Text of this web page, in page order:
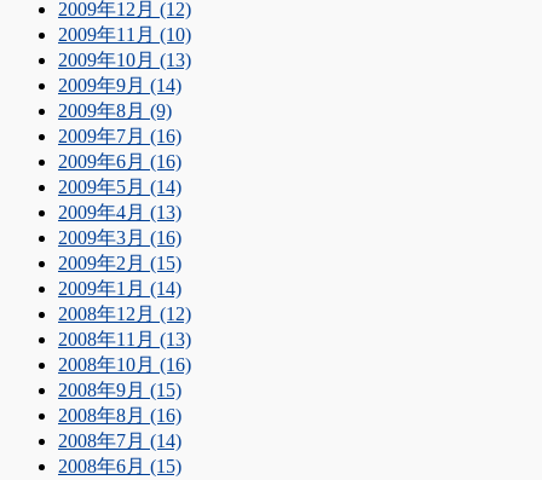
2009年12月 (12)
2009年11月 (10)
2009年10月 (13)
2009年9月 (14)
2009年8月 (9)
2009年7月 (16)
2009年6月 (16)
2009年5月 (14)
2009年4月 (13)
2009年3月 (16)
2009年2月 (15)
2009年1月 (14)
2008年12月 (12)
2008年11月 (13)
2008年10月 (16)
2008年9月 (15)
2008年8月 (16)
2008年7月 (14)
2008年6月 (15)